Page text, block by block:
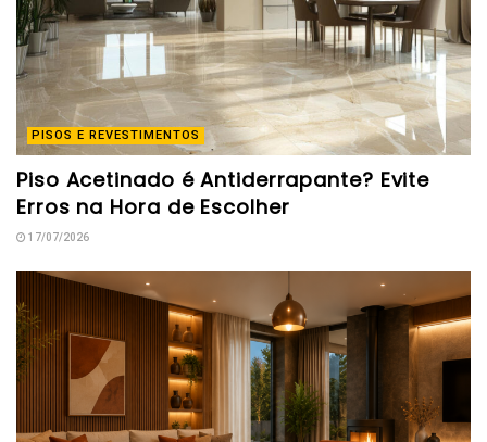
PISOS E REVESTIMENTOS
Piso Acetinado é Antiderrapante? Evite
Erros na Hora de Escolher
17/07/2026